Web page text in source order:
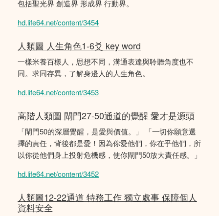
包括聖光界 創造界 形成界 行動界。
hd.life64.net/content/3454
人類圖 人生角色1-6爻 key word
一樣米養百樣人，思想不同，溝通表達與聆聽角度也不
同。求同存異，了解身邊人的人生角色。
hd.life64.net/content/3453
高階人類圖 閘門27-50通道的覺醒 愛才是源頭
「閘門50的深層覺醒，是愛與價值。」 「一切你願意選
擇的責任，背後都是愛！因為你愛他們，你在乎他們，所
以你從他們身上投射危機感，使你閘門50放大責任感。」
hd.life64.net/content/3452
人類圖12-22通道 特務工作 獨立處事 保障個人
資料安全